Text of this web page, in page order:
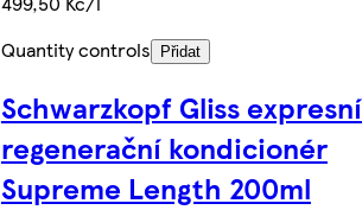
Quantity controls
Přidat
Schwarzkopf Gliss expresní
regenerační kondicionér
Supreme Length 200ml